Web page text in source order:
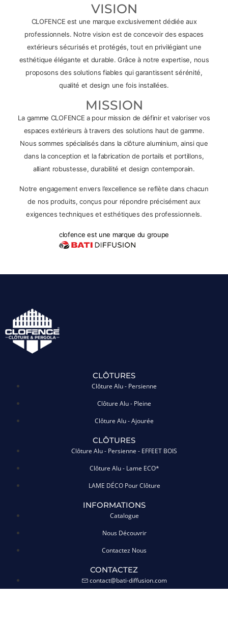
VISION
CLOFENCE est une marque exclusivement dédiée aux
professionnels. Notre vision est de concevoir des espaces
extérieurs sécurisés et protégés, tout en privilégiant une
esthétique élégante et durable. Grâce à notre expertise, nous
proposons des solutions fiables qui garantissent sérénité,
qualité et design une fois installées.
MISSION
La gamme CLOFENCE a pour mission de définir et valoriser vos
espaces extérieurs à travers des solutions haut de gamme.
Nous sommes spécialisés dans la clôture aluminium, ainsi que
dans la conception et la fabrication de portails et portillons,
alliant robustesse, durabilité et design contemporain.
Notre engagement envers l’excellence se reflète dans chacun
de nos produits, conçus pour répondre précisément aux
exigences techniques et esthétiques des professionnels.
clofence est une marque du groupe
CLÔTURES
Clôture Alu - Persienne
Clôture Alu - Pleine
Clôture Alu - Ajourée
CLÔTURES
Clôture Alu - Persienne - EFFEET BOIS
Clôture Alu - Lame ECO*
LAME DÉCO Pour Clôture
INFORMATIONS
Catalogue
Nous Découvrir
Contactez Nous
CONTACTEZ
contact@bati-diffusion.com